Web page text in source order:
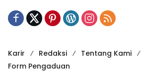
Karir Redaksi Tentang Kami
Form Pengaduan